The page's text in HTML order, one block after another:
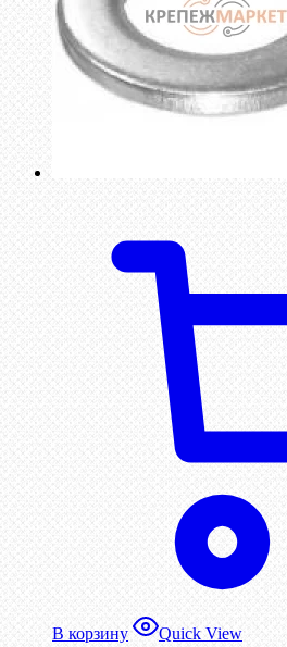
В корзину Quick View